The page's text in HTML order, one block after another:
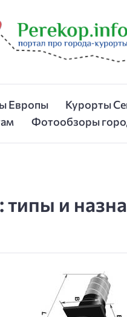
Европы Курорты
Фотообзоры
и